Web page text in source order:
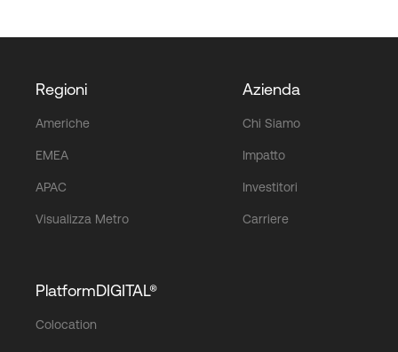
Regioni
Americhe
EMEA
APAC
Visualizza Metro
Azienda
Chi Siamo
Impatto
Investitori
Carriere
PlatformDIGITAL®
Colocation